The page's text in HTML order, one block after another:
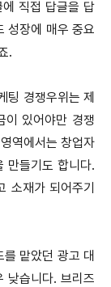
직접 답글을 답
성장에 매우 중요
.
팅 경쟁우위는 제
이 있어야만 경쟁
역에서는 창업자
만들기도 합니다.
소재가 되어주기
맡았던 광고 대
낮습니다. 브리즈